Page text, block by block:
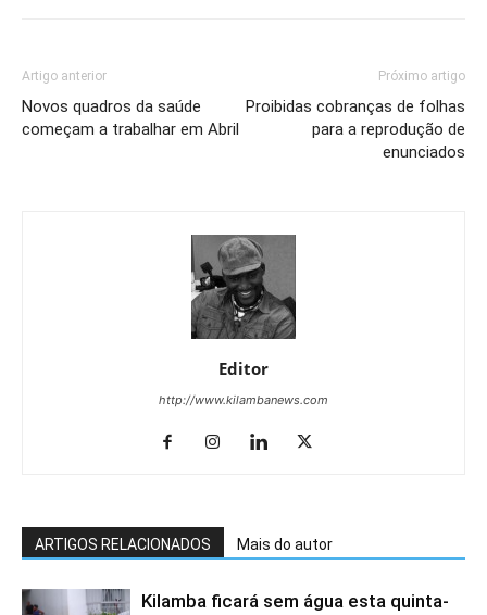
Artigo anterior
Novos quadros da saúde
começam a trabalhar em Abril
Próximo artigo
Proibidas cobranças de folhas
para a reprodução de
enunciados
Editor
http://www.kilambanews.com
ARTIGOS RELACIONADOS Mais do autor
Kilamba ficará sem água esta quinta-